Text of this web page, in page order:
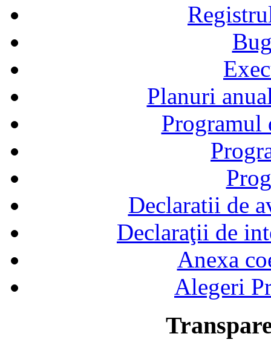
Planuri
Declaratii de
Declaraţii de
Anexa
Alegeri